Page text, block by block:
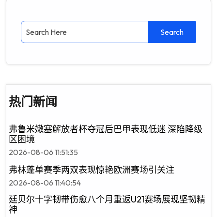
热门新闻
弗鲁米嫩塞解放者杯夺冠后巴甲表现低迷 深陷降级
区困境
2026-08-06 11:51:35
弗林蓬单赛季两双表现惊艳欧洲赛场引关注
2026-08-06 11:40:54
廷贝尔十字韧带伤愈八个月重返U21赛场展现坚韧精
神